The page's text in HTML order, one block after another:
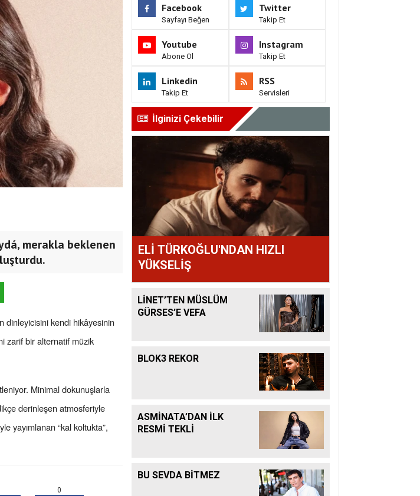
merakla beklenen
dinleyicisini kendi hikâyesinin
zarif bir alternatif müzik
Minimal dokunuşlarla
derinleşen atmosferiyle
yayımlanan “kal koltukta”,
0
Facebook
Sayfayı Beğen
Twitter
Takip Et
Youtube
Abone Ol
Instagram
Takip Et
Linkedin
Takip Et
RSS
Servisleri
İlginizi Çekebilir
ELİ TÜRKOĞLU'NDAN HIZLI
YÜKSELİŞ
LİNET’TEN MÜSLÜM
GÜRSES’E VEFA
BLOK3 REKOR
ASMİNATA’DAN İLK
RESMİ TEKLİ
BU SEVDA BİTMEZ